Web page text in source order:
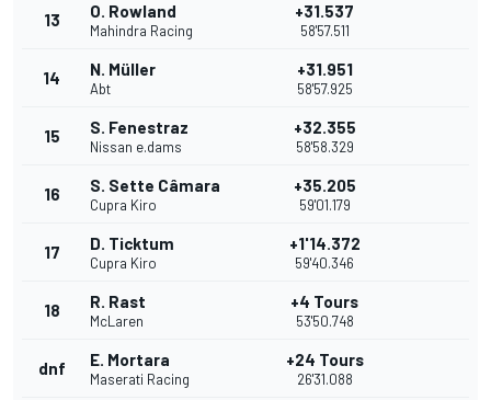
13 O. Rowland
Mahindra Racing
+31.537
58'57.511
14 N. Müller
Abt
+31.951
58'57.925
15 S. Fenestraz
Nissan e.dams
+32.355
58'58.329
16 S. Sette Câmara
Cupra Kiro
+35.205
59'01.179
17 D. Ticktum
Cupra Kiro
+1'14.372
59'40.346
18 R. Rast
McLaren
+4 Tours
53'50.748
dnf E. Mortara
Maserati Racing
+24 Tours
26'31.088